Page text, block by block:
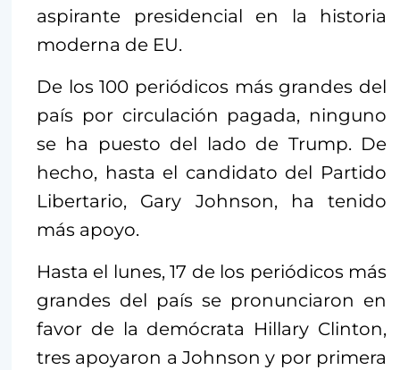
aspirante presidencial en la historia
moderna de EU.
De los 100 periódicos más grandes del
país por circulación pagada, ninguno
se ha puesto del lado de Trump. De
hecho, hasta el candidato del Partido
Libertario, Gary Johnson, ha tenido
más apoyo.
Hasta el lunes, 17 de los periódicos más
grandes del país se pronunciaron en
favor de la demócrata Hillary Clinton,
tres apoyaron a Johnson y por primera